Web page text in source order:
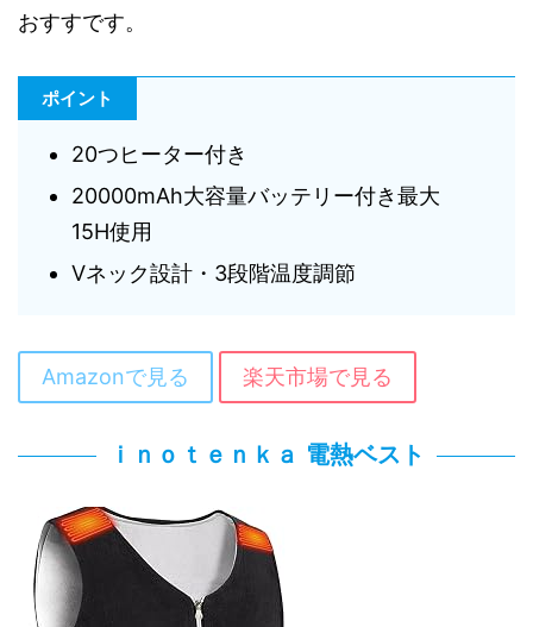
おすすです。
ポイント
20つヒーター付き
20000mAh大容量バッテリー付き最大
15H使用
Vネック設計・3段階温度調節
Amazonで見る 楽天市場で見る
ｉｎｏｔｅｎｋａ 電熱ベスト